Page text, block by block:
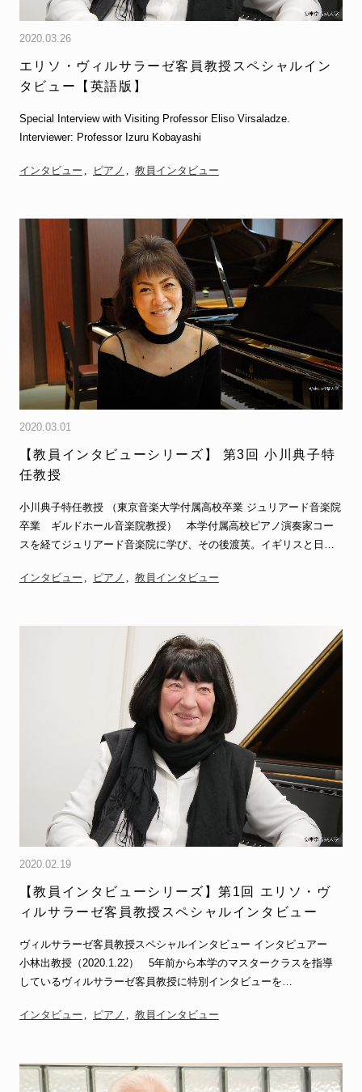
2020.03.26
エリソ・ヴィルサラーゼ客員教授スペシャルイン
タビュー【英語版】
Special Interview with Visiting Professor Eliso Virsaladze.
Interviewer: Professor Izuru Kobayashi
インタビュー ピアノ 教員インタビュー
2020.03.01
【教員インタビューシリーズ】 第3回 小川典子特
任教授
小川典子特任教授 （東京音楽大学付属高校卒業 ジュリアード音楽院
卒業 ギルドホール音楽院教授） 本学付属高校ピアノ演奏家コー
スを経てジュリアード音楽院に学び、その後渡英。イギリスと日…
インタビュー ピアノ 教員インタビュー
2020.02.19
【教員インタビューシリーズ】第1回 エリソ・ヴ
ィルサラーゼ客員教授スペシャルインタビュー
ヴィルサラーゼ客員教授スペシャルインタビュー インタビュアー
小林出教授（2020.1.22） 5年前から本学のマスタークラスを指導
しているヴィルサラーゼ客員教授に特別インタビューを…
インタビュー ピアノ 教員インタビュー